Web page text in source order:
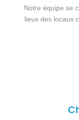
Notre équipe se
lieux des locaux